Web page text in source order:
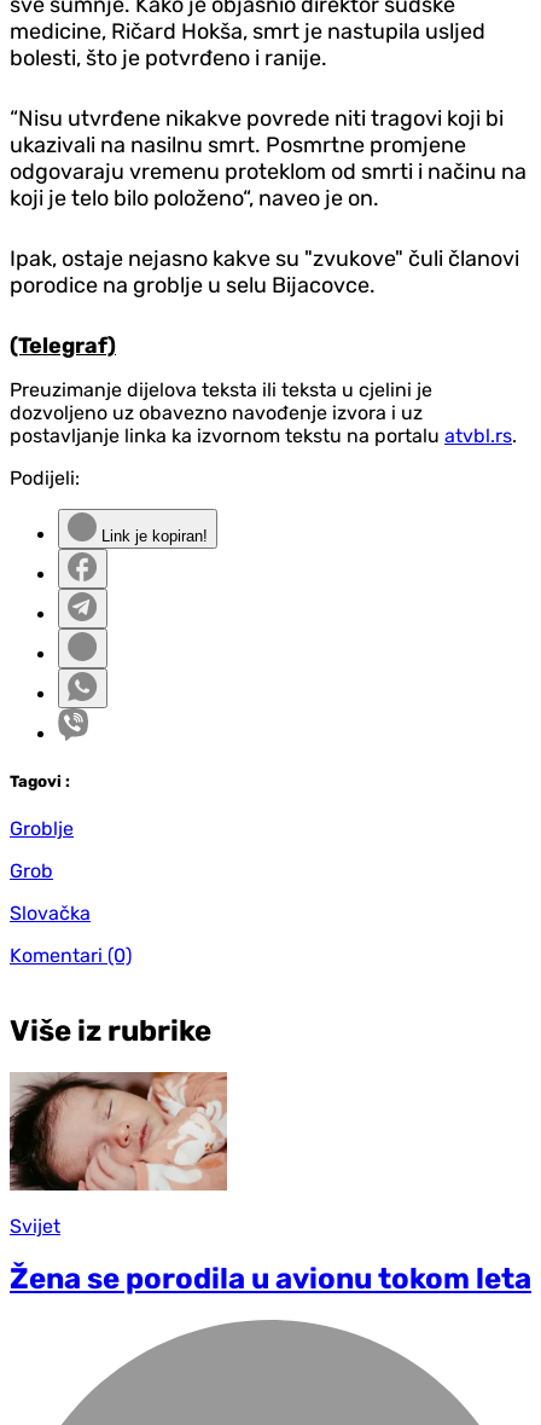
medicine, Ričard Hokša, smrt je nastupila usljed
bolesti, što je potvrđeno i ranije.
“Nisu utvrđene nikakve povrede niti tragovi koji bi
ukazivali na nasilnu smrt. Posmrtne promjene
odgovaraju vremenu proteklom od smrti i načinu na
koji je telo bilo položeno“, naveo je on.
Ipak, ostaje nejasno kakve su "zvukove" čuli članovi
porodice na groblje u selu Bijacovce.
(Telegraf)
Preuzimanje dijelova teksta ili teksta u cjelini je
dozvoljeno uz obavezno navođenje izvora i uz
postavljanje linka ka izvornom tekstu na portalu atvbl.rs.
Podijeli:
Link je kopiran!
Tagovi :
Groblje
Grob
Slovačka
Komentari (0)
Više iz rubrike
Svijet
Žena se porodila u avionu tokom leta